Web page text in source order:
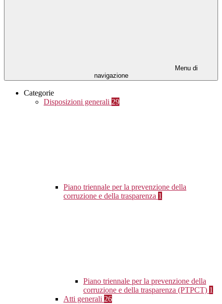
Menu di
navigazione
Categorie
Disposizioni generali 29
Piano triennale per la prevenzione della
corruzione e della trasparenza 1
Piano triennale per la prevenzione della
corruzione e della trasparenza (PTPCT) 1
Atti generali 26